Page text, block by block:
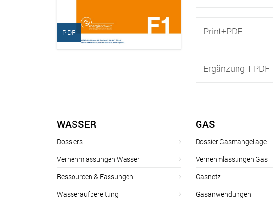
PDF Print+PDF
Ergänzung 1 PDF
WASSER
Dossiers
Vernehmlassungen Wasser
Ressourcen & Fassungen
Wasseraufbereitung
GAS
Dossier Gasmangellage
Vernehmlassungen Gas
Gasnetz
Gasanwendungen